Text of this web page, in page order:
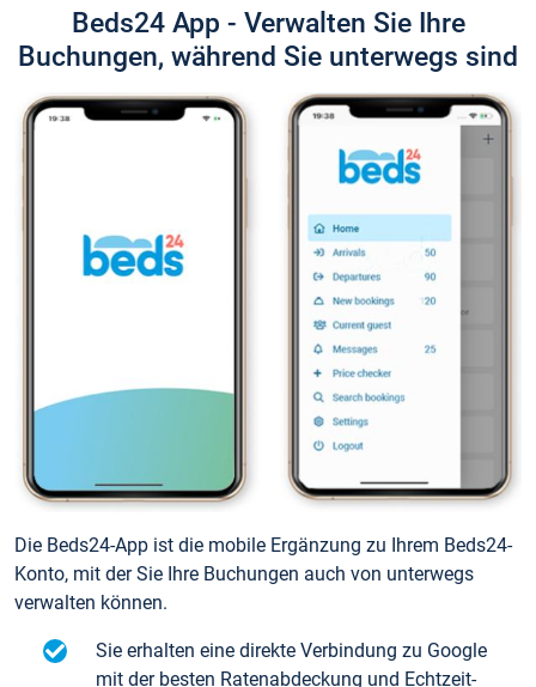
Beds24 App - Verwalten Sie Ihre
Buchungen, während Sie unterwegs sind
Die Beds24-App ist die mobile Ergänzung zu Ihrem Beds24-
Konto, mit der Sie Ihre Buchungen auch von unterwegs
verwalten können.
Sie erhalten eine direkte Verbindung zu Google
mit der besten Ratenabdeckung und Echtzeit-